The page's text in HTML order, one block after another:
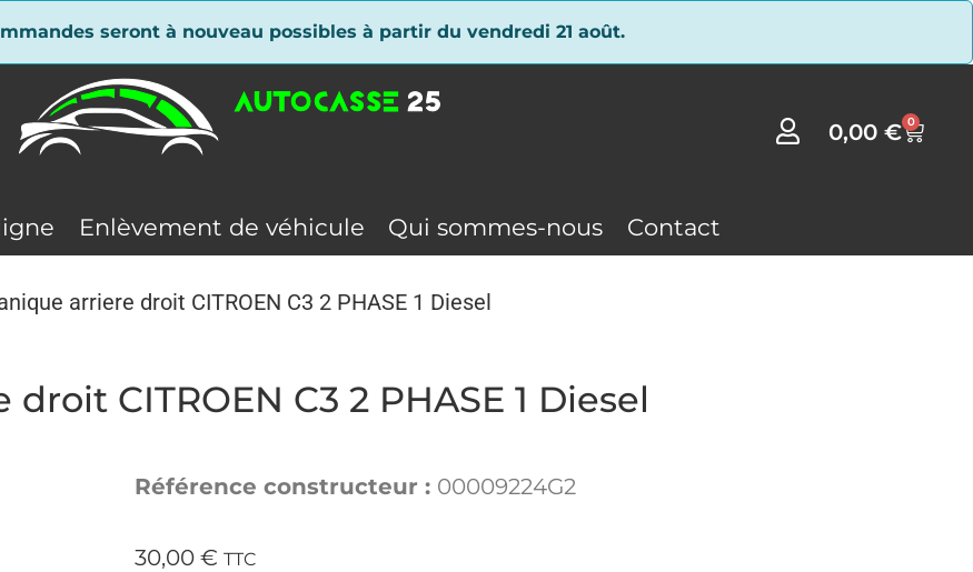
seront à nouveau possibles à partir du vendredi 21 août.
0,00€ 0
Enlèvement de véhicule Qui sommes-nous Contact
arriere droit CITROEN C3 2 PHASE 1 Diesel
CITROEN C3 2 PHASE 1 Diesel
Référence constructeur : 00009224G2
30,00 € TTC